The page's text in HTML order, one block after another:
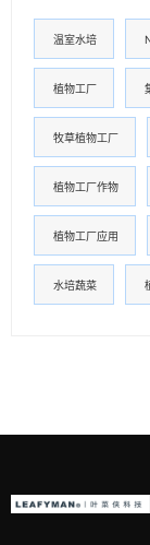
温室水培
植物工厂
牧草植物工厂
植物工厂作物
植物工厂应用
水培蔬菜